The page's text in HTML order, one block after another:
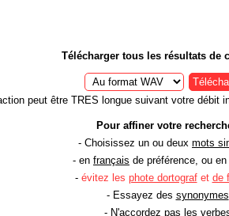
Télécharger tous les résultats de
Télécharger
peut être TRES longue suivant votre débit
Pour affiner votre
- Choisissez un ou deux mots
- en français de préférence, ou en
- évitez les phote dortografet de
- Essayez des synonymes
- N'accordez pas les